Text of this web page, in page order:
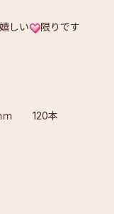
しい 限りです
ｍ 120本